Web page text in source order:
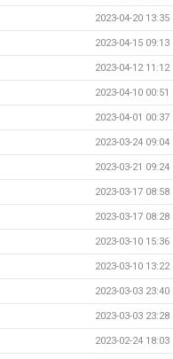
2023-04-20 13:35
2023-04-15 09:13
2023-04-12 11:12
2023-04-10 00:51
2023-04-01 00:37
2023-03-24 09:04
2023-03-21 09:24
2023-03-17 08:58
2023-03-17 08:28
2023-03-10 15:36
2023-03-10 13:22
2023-03-03 23:40
2023-03-03 23:28
2023-02-24 18:03